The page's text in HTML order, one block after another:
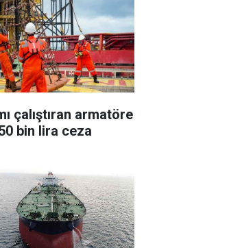
çalıştıran armatöre
bin lira ceza